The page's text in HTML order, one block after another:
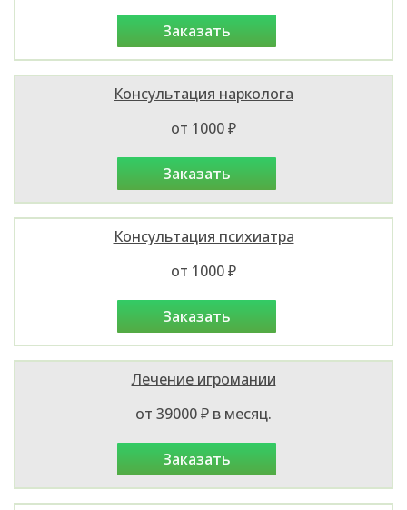
заказать
Консультация нарколога
от 1000 ₽
заказать
Консультация психиатра
от 1000 ₽
заказать
Лечение игромании
от 39000 ₽ в месяц.
заказать